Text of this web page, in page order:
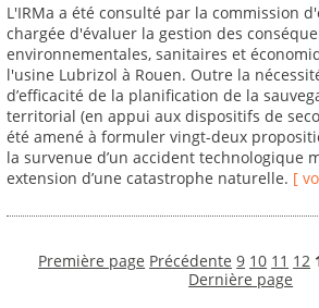
L'IRMa a été consulté par la commission
chargée d'évaluer la gestion des
environnementales, sanitaires et
l'usine Lubrizol à Rouen. Outre la
d’efficacité de la planification de la
territorial (en appui aux dispositifs de
été amené à formuler vingt-deux
la survenue d’un accident technologique
extension d’une catastrophe naturelle. [
Première page Précédente 9 10 11 12
Dernière page